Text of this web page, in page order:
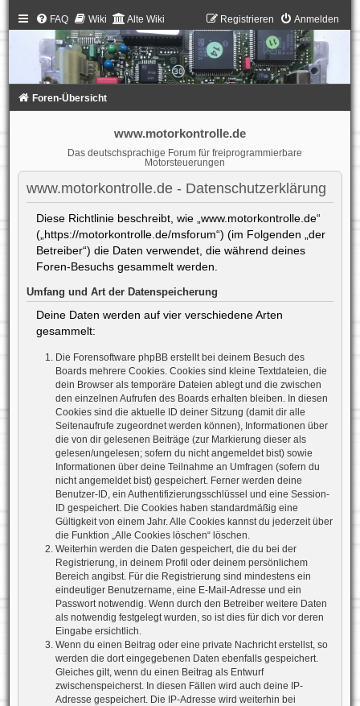
FAQ Wiki Alte Wiki Anmelden
Registrieren
Foren-Übersicht
www.motorkontrolle.de
Das deutschsprachige Forum für freiprogrammierbare
Motorsteuerungen
www.motorkontrolle.de - Datenschutzerklärung
Diese Richtlinie beschreibt, wie „www.motorkontrolle.de“
(„https://motorkontrolle.de/msforum“) (im Folgenden „der
Betreiber“) die Daten verwendet, die während deines
Foren-Besuchs gesammelt werden.
Umfang und Art der Datenspeicherung
Deine Daten werden auf vier verschiedene Arten
gesammelt:
Die Forensoftware phpBB erstellt bei deinem Besuch des
Boards mehrere Cookies. Cookies sind kleine Textdateien, die
dein Browser als temporäre Dateien ablegt und die zwischen
den einzelnen Aufrufen des Boards erhalten bleiben. In diesen
Cookies sind die aktuelle ID deiner Sitzung (damit dir alle
Seitenaufrufe zugeordnet werden können), Informationen über
die von dir gelesenen Beiträge (zur Markierung dieser als
gelesen/ungelesen; sofern du nicht angemeldet bist) sowie
Informationen über deine Teilnahme an Umfragen (sofern du
nicht angemeldet bist) gespeichert. Ferner werden deine
Benutzer-ID, ein Authentifizierungsschlüssel und eine Session-
ID gespeichert. Die Cookies haben standardmäßig eine
Gültigkeit von einem Jahr. Alle Cookies kannst du jederzeit über
die Funktion „Alle Cookies löschen“ löschen.
Weiterhin werden die Daten gespeichert, die du bei der
Registrierung, in deinem Profil oder deinem persönlichem
Bereich angibst. Für die Registrierung sind mindestens ein
eindeutiger Benutzername, eine E-Mail-Adresse und ein
Passwort notwendig. Wenn durch den Betreiber weitere Daten
als notwendig festgelegt wurden, so ist dies für dich vor deren
Eingabe ersichtlich.
Wenn du einen Beitrag oder eine private Nachricht erstellst, so
werden die dort eingegebenen Daten ebenfalls gespeichert.
Gleiches gilt, wenn du einen Beitrag als Entwurf
zwischenspeicherst. In diesen Fällen wird auch deine IP-
Adresse gespeichert. Die IP-Adresse wird weiterhin bei